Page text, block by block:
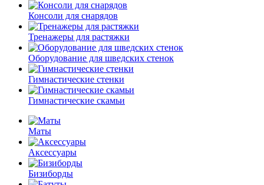
Консоли для снарядов
Тренажеры для растяжки
Оборудование для шведских стенок
Гимнастические стенки
Гимнастические скамьи
Маты
Аксессуары
Бизиборды